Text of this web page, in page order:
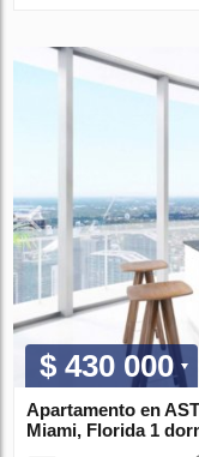
$ 430 000
Apartamento en
Miami, Florida 1